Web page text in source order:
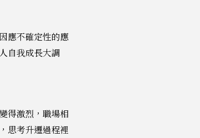
應不確定性的應
自我成長大調
得激烈，職場相
思考升遷過程裡